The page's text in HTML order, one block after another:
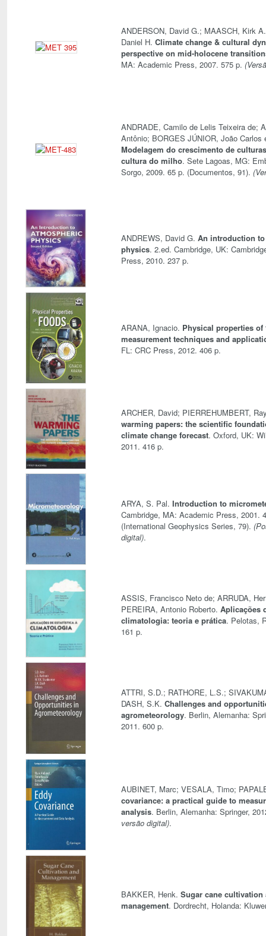
ANDERSON, David G.; MAASCH, Kirk
Daniel H. Climate change & cultural
perspective on mid-holocene
MA: Academic Press, 2007. 575 p.
ANDRADE, Camilo de Lelis Teixeira de;
Antônio; BORGES JÚNIOR, João Carlos
Modelagem do crescimento de
cultura do milho. Sete Lagoas, MG:
Sorgo, 2009. 65 p. (Documentos, 91).
ANDREWS, David G. An introduction
physics. 2.ed. Cambridge, UK:
Press, 2010. 237 p.
ARANA, Ignacio. Physical properties
measurement techniques and
FL: CRC Press, 2012. 406 p.
ARCHER, David; PIERREHUMBERT,
warming papers: the scientific
climate change forecast. Oxford, UK:
2011. 416 p.
ARYA, S. Pal. Introduction to
Cambridge, MA: Academic Press, 2001.
(International Geophysics Series, 79).
digital).
ASSIS, Francisco Neto de; ARRUDA,
PEREIRA, Antonio Roberto. Aplicações
climatologia: teoria e prática. Pelotas,
161 p.
ATTRI, S.D.; RATHORE, L.S.;
DASH, S.K. Challenges and
agrometeorology. Berlin, Alemanha:
2011. 600 p.
AUBINET, Marc; VESALA, Timo;
covariance: a practical guide to
analysis. Berlin, Alemanha: Springer,
versão digital).
BAKKER, Henk. Sugar cane cultivation
management. Dordrecht, Holanda: